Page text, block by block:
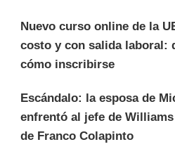
Nuevo curso online de la
costo y con salida laboral:
cómo inscribirse
Escándalo: la esposa de
enfrentó al jefe de
de Franco Colapinto